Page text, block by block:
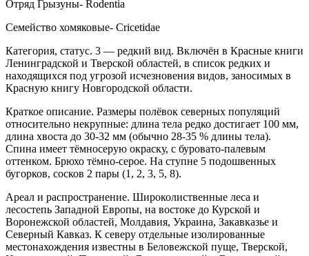
Отряд Грызуны- Rodentia
Семейство хомяковые- Cricetidae
Категория, статус. 3 — редкий вид. Включён в Красные книги
Ленинградской и Тверской областей, в список редких и
находящихся под угрозой исчезно­вения видов, заносимых в
Красную книгу Новгород­ской области.
Краткое описание. Размеры полёвок север­ных популяций
относительно некрупные: длина тела редко достигает 100 мм,
длина хвоста до 30-32 мм (обычно 28-35 % длины тела).
Спина имеет тёмно­серую окраску, с буровато-палевым
оттенком. Брюхо тёмно-серое. На ступне 5 подошвенных
бугорков, со­сков 2 пары (1, 2, 3, 5, 8).
Ареал и распространение. Широколиственные леса и
лесостепь Западной Европы, на востоке до Курской и
Воронежской областей, Молдавия, Укра­ина, Закавказье и
Северный Кавказ. К северу отдель­ные изолированные
местонахождения известны в Беловежской пуще, Тверской,